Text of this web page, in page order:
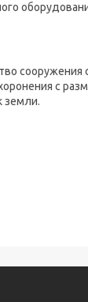
с
земли.